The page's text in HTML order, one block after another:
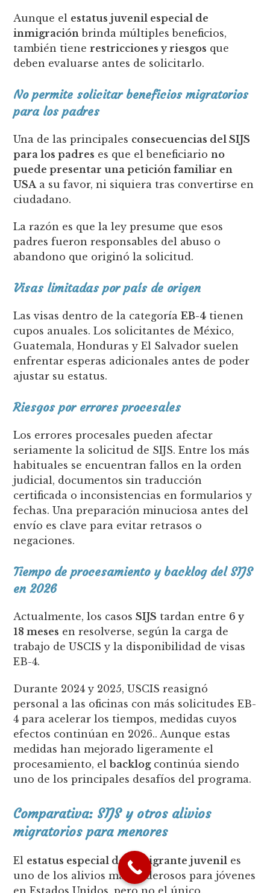
Aunque el estatus juvenil especial de
inmigración brinda múltiples beneficios,
también tienerestricciones y riesgos que
deben evaluarse antes de solicitarlo.
No permite solicitar beneficios migratorios
para los padres
Una de las principales consecuencias del SIJS
para los padres es que el beneficiariono
puede presentar una petición familiar en
USA a su favor, ni siquiera tras convertirse en
ciudadano.
La razón es que la ley presume que esos
padres fueron responsables del abuso o
abandono que originó la solicitud.
Visas limitadas por país de origen
Las visas dentro de la categoríaEB-4 tienen
cupos anuales. Los solicitantes de México,
Guatemala, Honduras y El Salvador suelen
enfrentar esperas adicionales antes de poder
ajustar su estatus.
Riesgos por errores procesales
Los errores procesales pueden afectar
seriamente la solicitud de SIJS. Entre los más
habituales se encuentran fallos en la orden
judicial, documentos sin traducción
certificada o inconsistencias en formularios y
fechas. Una preparación minuciosa antes del
envío es clave para evitar retrasos o
negaciones.
Tiempo de procesamiento y backlog del SIJS
en 2026
Actualmente, los casosSIJS tardan entre 6 y
18 meses en resolverse, según la carga de
trabajo de USCIS y la disponibilidad de visas
EB-4.
Durante 2024 y 2025, USCIS reasignó
personal a las oficinas con más solicitudes EB-
4 para acelerar los tiempos, medidas cuyos
efectos continúan en 2026.. Aunque estas
medidas han mejorado ligeramente el
procesamiento, elbacklogcontinúa siendo
uno de los principales desafíos del programa.
Comparativa: SIJS y otros alivios
migratorios para menores
El estatus especial de inmigrante juvenil es
uno de los alivios más poderosos para jóvenes
en Estados Unidos, pero no el único.